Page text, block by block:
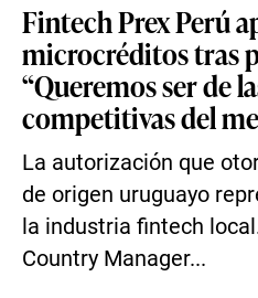
Fintech Prex Perú
microcréditos tras
“Queremos ser de
competitivas del
La autorización que
de origen uruguayo
la industria fintech
Country Manager...